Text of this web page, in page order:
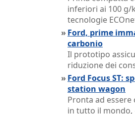
inferiori ai 100
tecnologie
» Ford, prime
carbonio
Il prototipo
riduzione dei
» Ford Focus ST:
station wagon
Pronta ad
in tutto il mondo,